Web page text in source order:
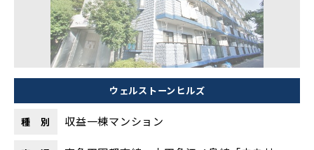
ウェルストーンヒルズ
種 別 収益一棟マンション